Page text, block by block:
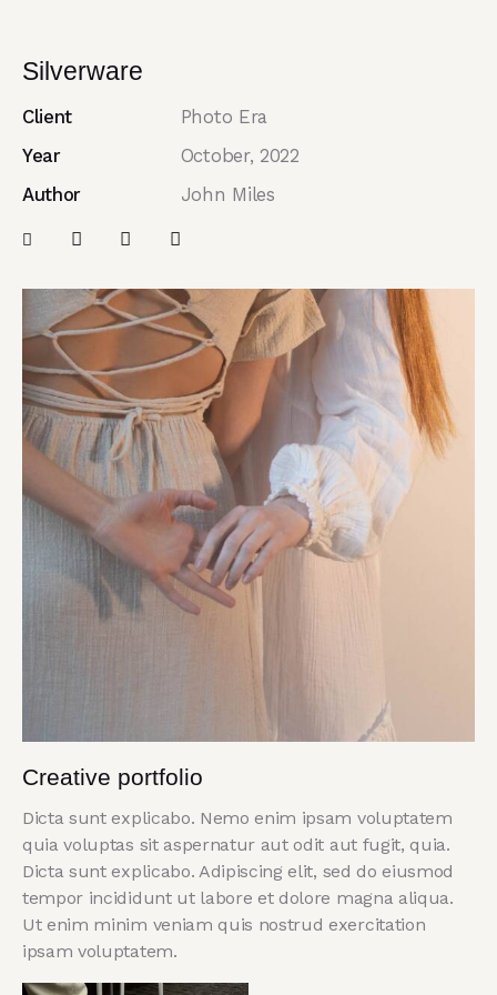
Silverware
Creative portfolio
Dicta sunt explicabo. Nemo enim ipsam voluptatem
quia voluptas sit aspernatur aut odit aut fugit, quia.
Dicta sunt explicabo. Adipiscing elit, sed do eiusmod
tempor incididunt ut labore et dolore magna aliqua.
Ut enim minim veniam quis nostrud exercitation
ipsam voluptatem.
Client
Photo Era
Year
October, 2022
Author
John Miles